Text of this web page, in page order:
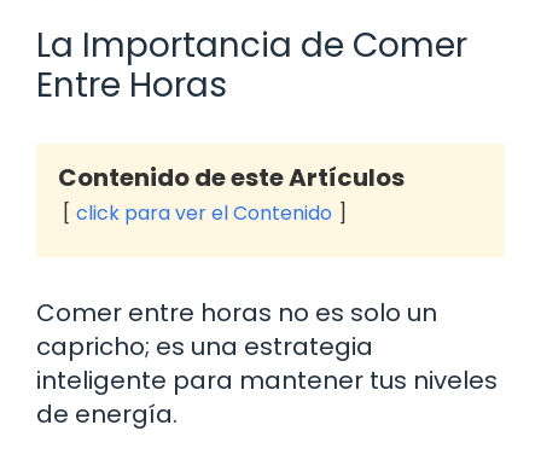
La Importancia de Comer
Entre Horas
Contenido de este Artículos
click para ver el Contenido
Comer entre horas no es solo un
capricho; es una estrategia
inteligente para mantener tus niveles
de energía.